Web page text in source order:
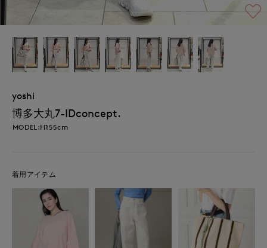
yoshi
博多大丸7-IDconcept.
MODEL:H155cm
着用アイテム